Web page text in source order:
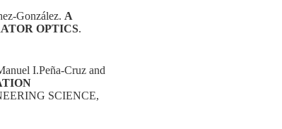
González. A
OPTICS.
I.Peña-Cruz and
SCIENCE,